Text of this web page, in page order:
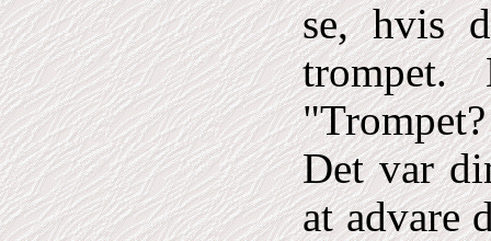
se, hvis
Det var
at advare